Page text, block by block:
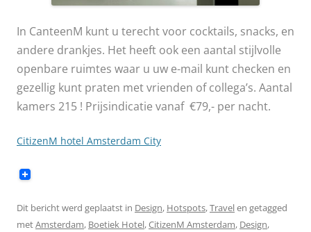
In CanteenM kunt u terecht voor cocktails, snacks, en
andere drankjes. Het heeft ook een aantal stijlvolle
openbare ruimtes waar u uw e-mail kunt checken en
gezellig kunt praten met vrienden of collega’s. Aantal
kamers 215 ! Prijsindicatie vanaf €79,- per nacht.
CitizenM hotel Amsterdam City
Dit bericht werd geplaatst in Design, Hotspots,Travelen getagged
metAmsterdam, Boetiek Hotel,CitizenM Amsterdam, Design,